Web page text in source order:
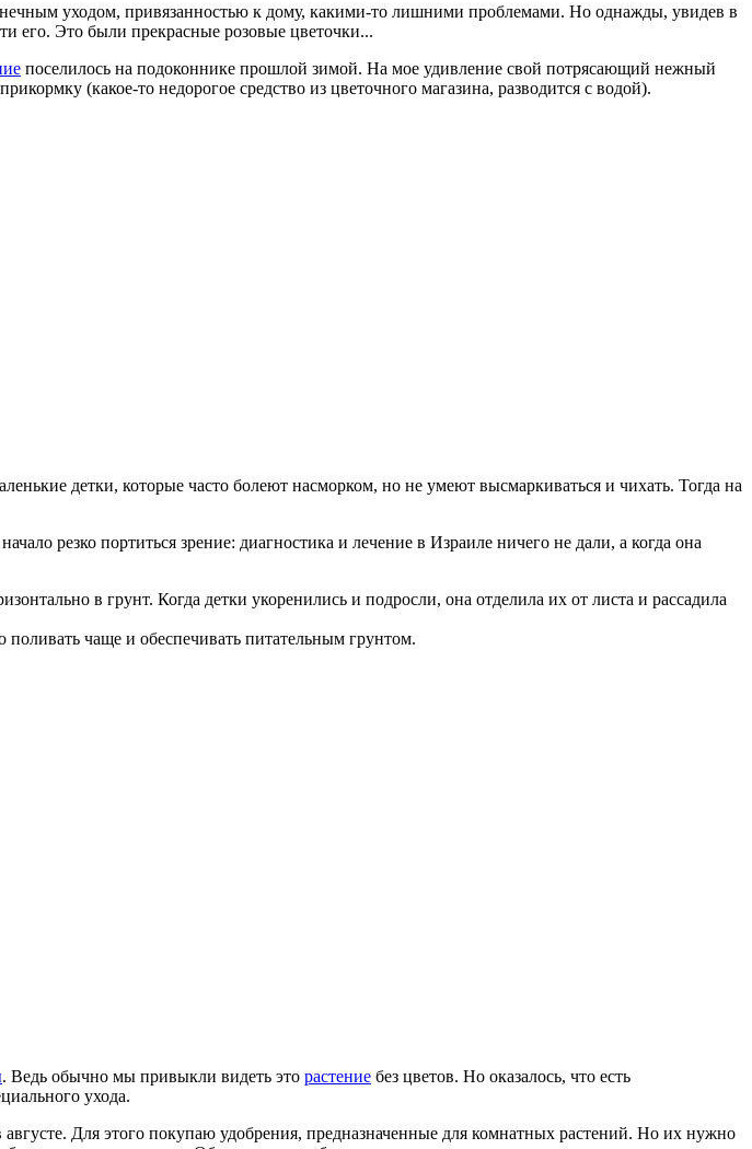
уходом, привязанностью к дому, какими-то лишними проблемами. Но однажды, увидев в
его. Это были прекрасные розовые цветочки...
поселилось на подоконнике прошлой зимой. На мое удивление свой потрясающий нежный
(какое-то недорогое средство из цветочного магазина, разводится с водой).
детки, которые часто болеют насморком, но не умеют высмаркиваться и чихать. Тогда на
резко портиться зрение: диагностика и лечение в Израиле ничего не дали, а когда она
в грунт. Когда детки укоренились и подросли, она отделила их от листа и рассадила
поливать чаще и обеспечивать питательным грунтом.
. Ведь обычно мы привыкли видеть это растение без цветов. Но оказалось, что есть
ухода.
Для этого покупаю удобрения, предназначенные для комнатных растений. Но их нужно